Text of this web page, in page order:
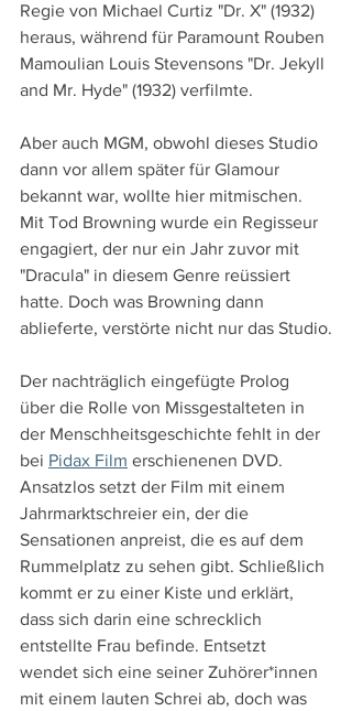
Regie von Michael Curtiz "Dr. X" (1932)
heraus, während für Paramount Rouben
Mamoulian Louis Stevensons "Dr. Jekyll
and Mr. Hyde" (1932) verfilmte.
Aber auch MGM, obwohl dieses Studio
dann vor allem später für Glamour
bekannt war, wollte hier mitmischen.
Mit Tod Browning wurde ein Regisseur
engagiert, der nur ein Jahr zuvor mit
"Dracula" in diesem Genre reüssiert
hatte. Doch was Browning dann
ablieferte, verstörte nicht nur das Studio.
Der nachträglich eingefügte Prolog
über die Rolle von Missgestalteten in
der Menschheitsgeschichte fehlt in der
bei Pidax Film erschienenen DVD.
Ansatzlos setzt der Film mit einem
Jahrmarktschreier ein, der die
Sensationen anpreist, die es auf dem
Rummelplatz zu sehen gibt. Schließlich
kommt er zu einer Kiste und erklärt,
dass sich darin eine schrecklich
entstellte Frau befinde. Entsetzt
wendet sich eine seiner Zuhörer*innen
mit einem lauten Schrei ab, doch was